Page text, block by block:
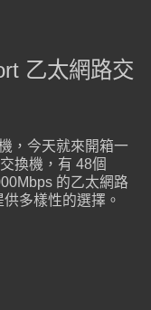
乙太網路交
，今天就來開箱一
換機，有 48個
的乙太網路
多樣性的選擇。